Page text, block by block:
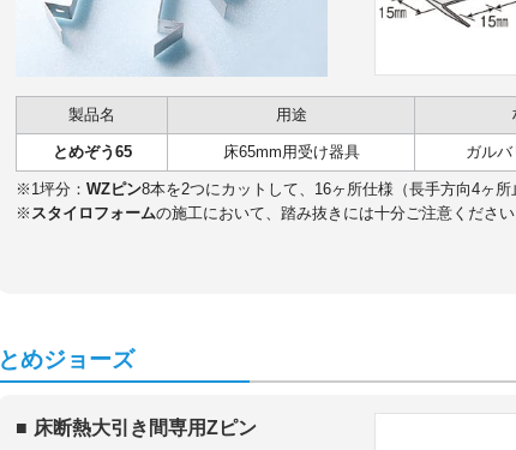
製品名 用途
とめぞう 65 床65mm用受け器具 ガル
※1坪分：WZピン8本を2つにカットして、16ヶ所仕様（長手方向4ヶ所
※ スタイロフォームの施工において、踏み抜きには十分ご注意ください
とめジョーズ
床断熱大引き間専用Zピン